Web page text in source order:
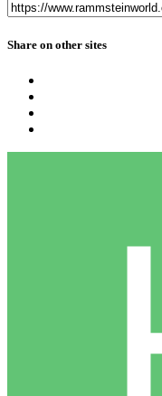
Share on other sites